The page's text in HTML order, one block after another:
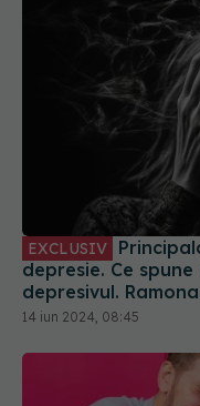
EXCLUSIV
depresie. Ce
depresivul.
referă la frici,
14 iun 2024, 08:45